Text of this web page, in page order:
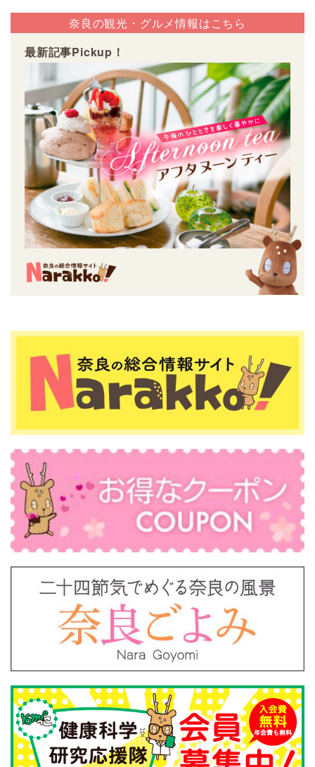
奈良の観光・グルメ情報はこちら
最新記事Pickup！